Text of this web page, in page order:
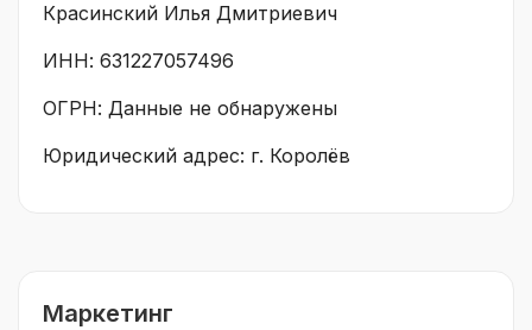
Красинский Илья Дмитриевич
ИНН: 631227057496
ОГРН: Данные не обнаружены
Юридический адрес: г. Королёв
Маркетинг